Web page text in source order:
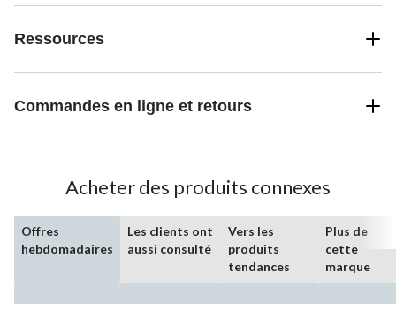
Ressources
Commandes en ligne et retours
Acheter des produits connexes
Offres
hebdomadaires
Les clients ont
aussi consulté
Vers les
produits
tendances
Plus de
cette
marque